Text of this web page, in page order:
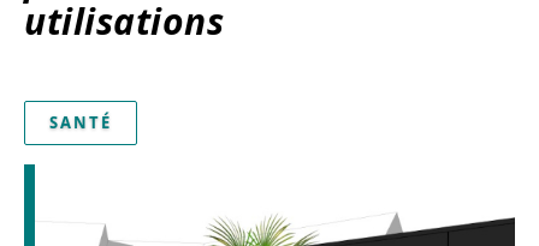
utilisations
SANTÉ